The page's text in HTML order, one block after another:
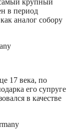
в период
аналог собору
17 века, по
его супруге
в качестве